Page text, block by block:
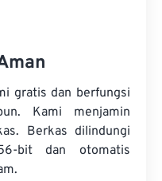
gratis dan berfungsi
Kami menjamin
Berkas dilindungi
bit dan otomatis